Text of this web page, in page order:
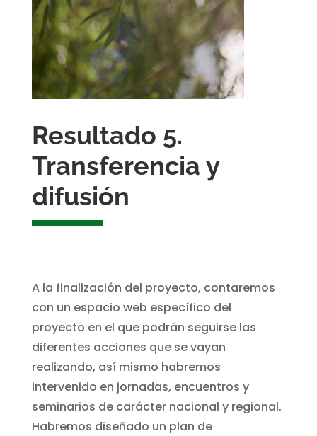
Resultado 5.
Transferencia y
difusión
A la finalización del proyecto, contaremos
con un espacio web específico del
proyecto en el que podrán seguirse las
diferentes acciones que se vayan
realizando, así mismo habremos
intervenido en jornadas, encuentros y
seminarios de carácter nacional y regional.
Habremos diseñado un plan de